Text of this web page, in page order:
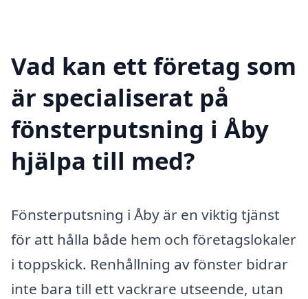
Vad kan ett företag som
är specialiserat på
fönsterputsning i Åby
hjälpa till med?
Fönsterputsning i Åby är en viktig tjänst
för att hålla både hem och företagslokaler
i toppskick. Renhållning av fönster bidrar
inte bara till ett vackrare utseende, utan